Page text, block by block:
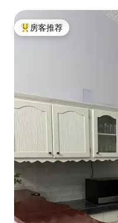
热门「房客推荐」
房客推荐